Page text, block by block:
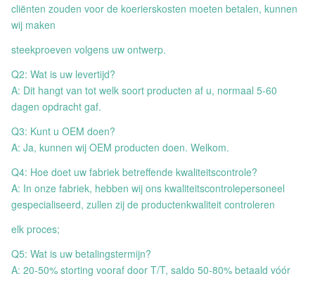
cliënten zouden voor de koerierskosten moeten betalen, kunnen
wij maken
steekproeven volgens uw ontwerp.
Q2: Wat is uw levertijd?
A: Dit hangt van tot welk soort producten af u, normaal 5-60
dagen opdracht gaf.
Q3: Kunt u OEM doen?
A: Ja, kunnen wij OEM producten doen. Welkom.
Q4: Hoe doet uw fabriek betreffende kwaliteitscontrole?
A: In onze fabriek, hebben wij ons kwaliteitscontrolepersoneel
gespecialiseerd, zullen zij de productenkwaliteit controleren
elk proces;
Q5: Wat is uw betalingstermijn?
A: 20-50% storting vooraf door T/T, saldo 50-80% betaald vóór